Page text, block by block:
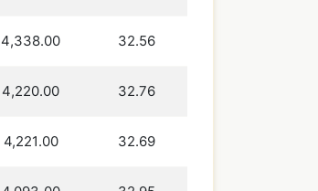
4,338.00 32.56
4,220.00 32.76
4,221.00 32.69